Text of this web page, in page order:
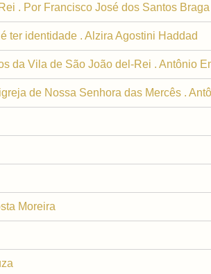
. Por Francisco José dos Santos Braga
ter identidade . Alzira Agostini Haddad
da Vila de São João del-Rei . Antônio
de Nossa Senhora das Mercês .
Moreira